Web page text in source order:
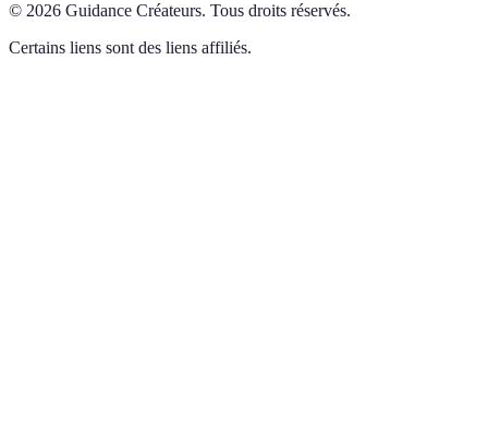
© 2026 Guidance Créateurs. Tous droits réservés.
Certains liens sont des liens affiliés.